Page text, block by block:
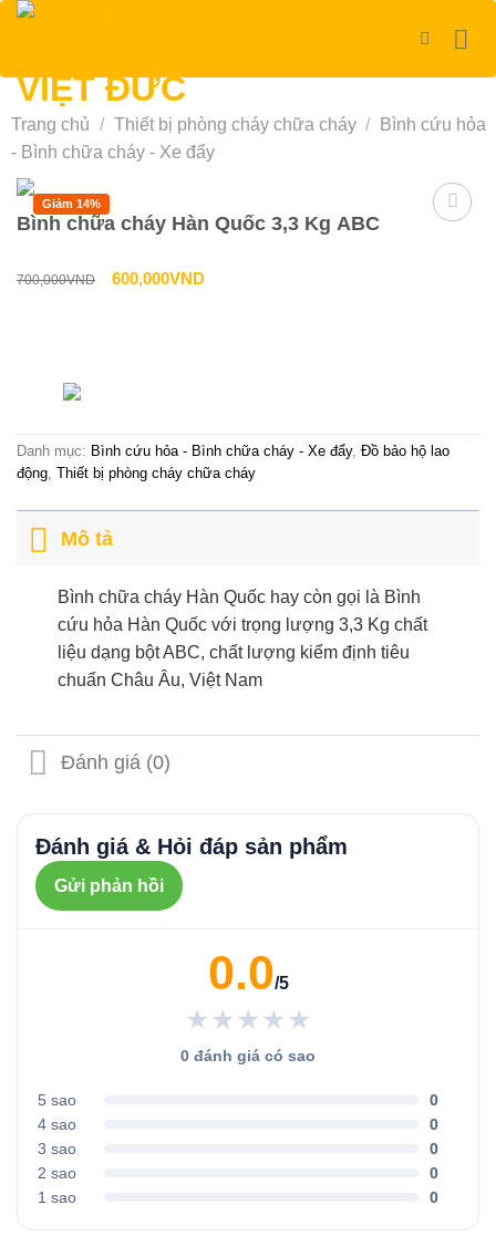
Bỏ
dung
Trang chủ / Thiết bị phòng cháy chữa cháy /
Bình cứu hỏa
- Bình chữa cháy - Xe đẩy
Giảm 14%
Bình chữa cháy Hàn Quốc 3,3 Kg ABC
700,000VND
Giá
600,000VNDGiá
600,000VND.
Danh mục: Bình cứu hỏa - Bình chữa cháy - Xe đẩy, Đồ bảo hộ lao
động, Thiết bị phòng cháy chữa cháy
Mô tả
Bình chữa cháy Hàn Quốc hay còn gọi là Bình
cứu hỏa Hàn Quốc với trọng lượng 3,3 Kg chất
liệu dạng bột ABC, chất lượng kiểm định tiêu
chuẩn Châu Âu, Việt Nam
Đánh giá (0)
Đánh giá & Hỏi đáp sản phẩm
Gửi phản hồi
0.0/5
★★★★★
0 đánh giá có sao
5 sao
0
4 sao
0
3 sao
0
2 sao
0
1 sao
0